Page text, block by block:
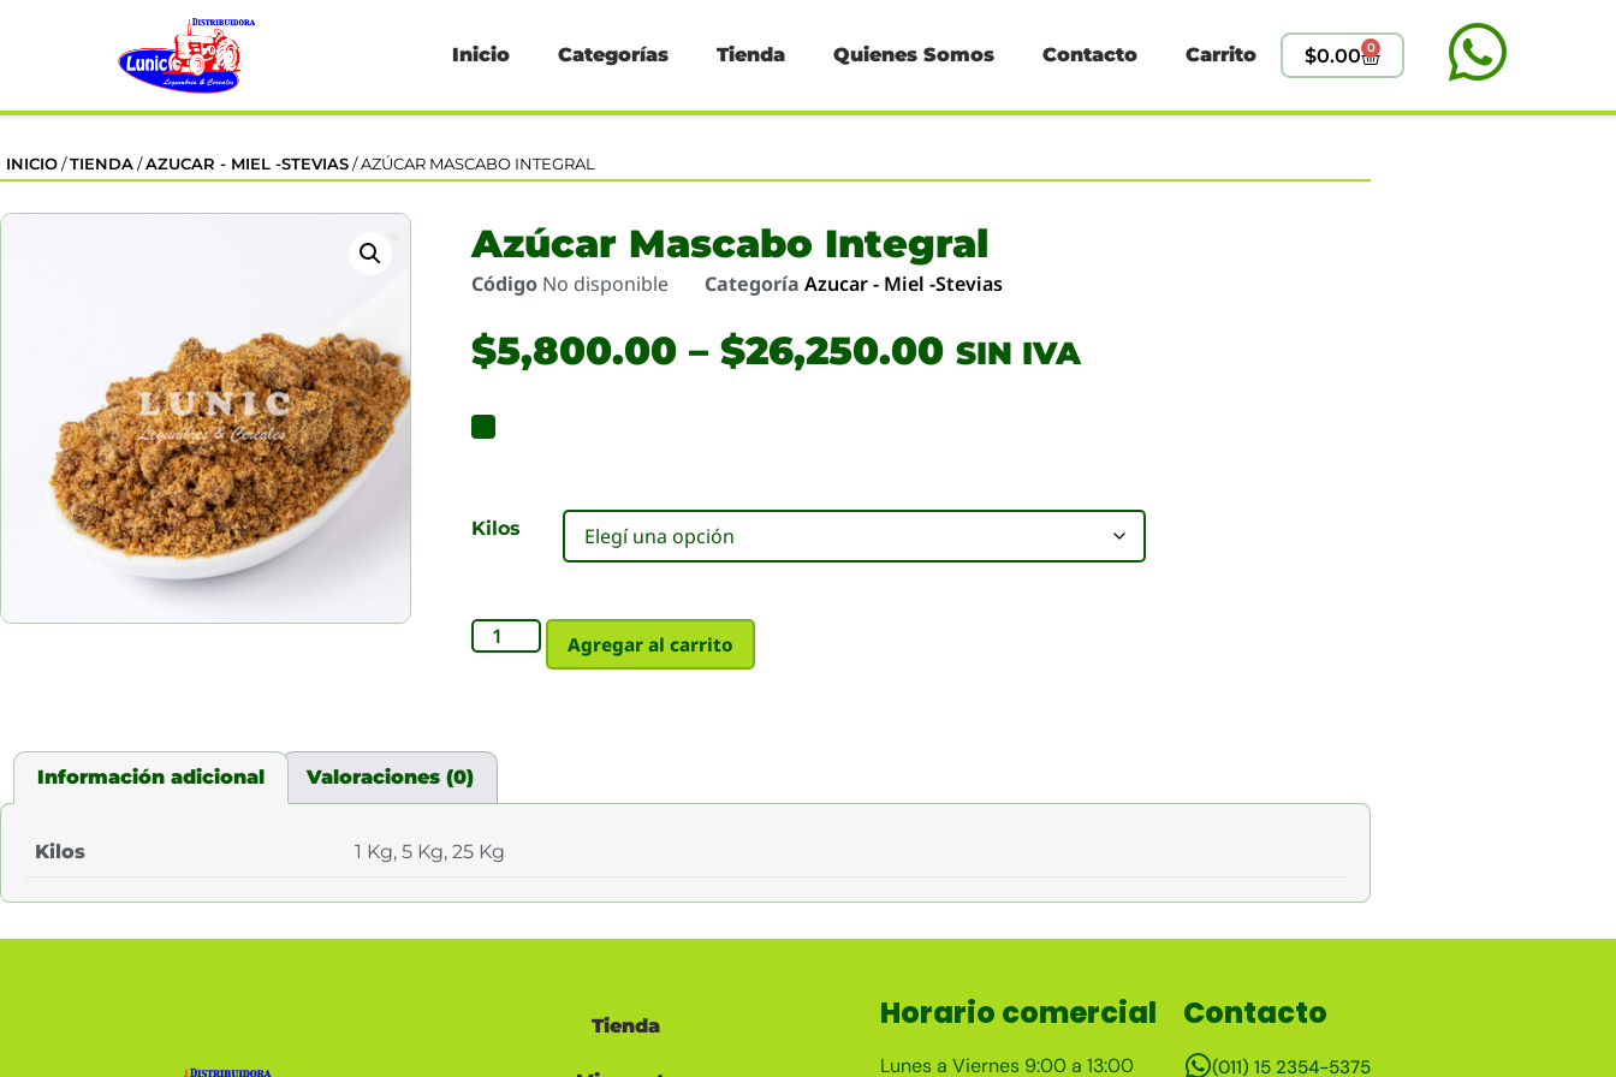
Inicio Categorías Tienda Quienes Somos Contacto Carrito $0.00 0
INICIO /TIENDA /AZUCAR - MIEL -STEVIAS / AZÚCAR MASCABO INTEGRAL
Azúcar Mascabo Integral
Código No disponible Categoría Azucar - Miel -Stevias
$5,800.00 – $26,250.00 SIN IVA
Kilos
Agregar al carrito
Información adicional Valoraciones (0)
Kilos 1 Kg, 5 Kg, 25 Kg
Tienda Horario comercial
Lunes a Viernes 9:00 a 13:00
Contacto
(011) 15 2354-5375